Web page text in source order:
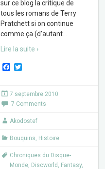
sur ce blog la critique de
tous les romans de Terry
Pratchett si on continue
comme ça (d’autant
Lire la suite ›
F
e
b
o
k
t
e
7 septembre 2010
7 Comments
Akodostef
Bouquins, Histoire
Chroniques du Disque-
Monde, Discworld , Fantasy,